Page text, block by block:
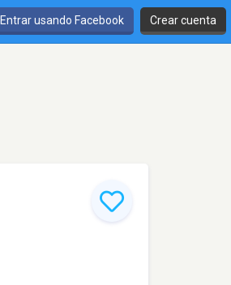
Entrar usando Facebook Crear cuenta